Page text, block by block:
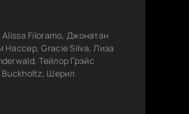
Alissa Filoramo, Джонатан
Нассер, Gracie Silva, Лиза
Тейлор Грэйс
Buckholtz, Шерил